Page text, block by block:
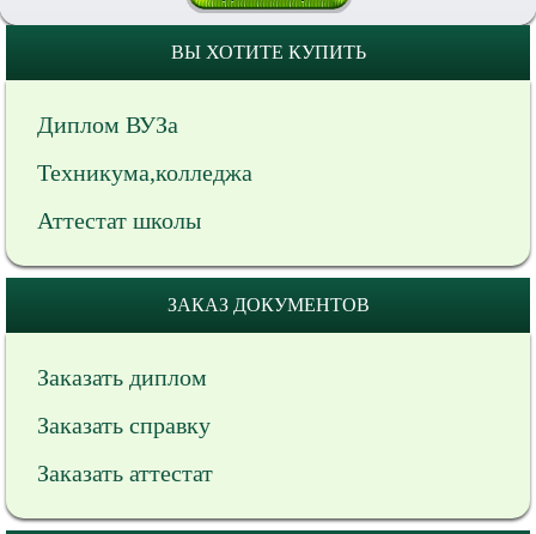
ВЫ ХОТИТЕ КУПИТЬ
Диплом ВУЗа
Техникума,колледжа
Аттестат школы
ЗАКАЗ ДОКУМЕНТОВ
Заказать диплом
Заказать справку
Заказать аттестат